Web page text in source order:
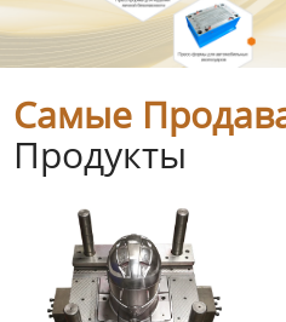
Самые
Продукты